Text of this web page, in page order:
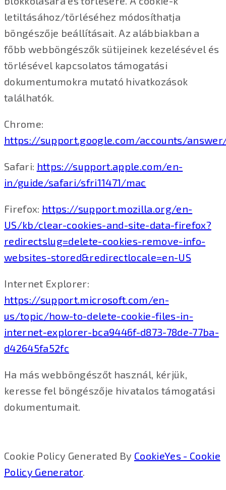
letiltásához/törléséhez módosíthatja
böngészője beállításait. Az alábbiakban a
főbb webböngészők sütijeinek kezelésével és
törlésével kapcsolatos támogatási
dokumentumokra mutató hivatkozások
találhatók.
Chrome:
https://support.google.com/accounts/
Safari: https://support.apple.com/en-
in/guide/safari/sfri11471/mac
Firefox: https://support.mozilla.org/en-
US/kb/clear-cookies-and-site-data-firefox?
redirectslug=delete-cookies-remove-info-
websites-stored&redirectlocale=en-US
Internet Explorer:
https://support.microsoft.com/en-
us/topic/how-to-delete-cookie-files-in-
internet-explorer-bca9446f-d873-78de-77ba-
d42645fa52fc
Ha más webböngészőt használ, kérjük,
keresse fel böngészője hivatalos támogatási
dokumentumait.
Cookie Policy Generated By CookieYes - Cookie
Policy Generator